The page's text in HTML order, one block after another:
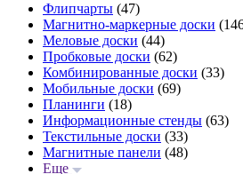
Флипчарты (47)
Магнитно-маркерные доски
Меловые доски (44)
Пробковые доски (62)
Комбинированные доски (33)
Мобильные доски (69)
Планинги (18)
Информационные стенды (63)
Текстильные доски (33)
Магнитные панели (48)
Еще